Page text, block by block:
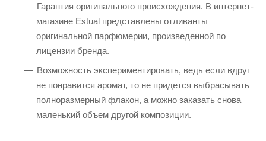
Гарантия оригинального происхождения. В интернет-
магазине Estual представлены отливанты
оригинальной парфюмерии, произведенной по
лицензии бренда.
Возможность экспериментировать, ведь если вдруг
не понравится аромат, то не придется выбрасывать
полноразмерный флакон, а можно заказать снова
маленький объем другой композиции.